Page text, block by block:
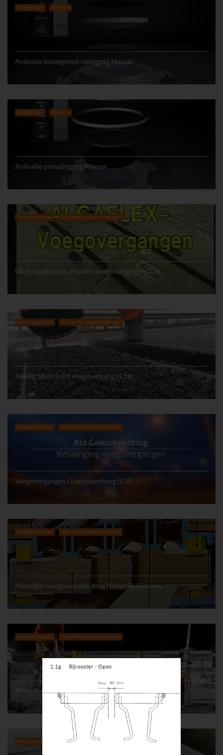
Opleggingen Animatie
Animatie bolsegment oplegging Maurer
Opleggingen Animatie
Animatie potoplegging Maurer
Voegovergangen Uitvoering voegovergangen
Uit de oude doos: Algaflex voegovergangen (3.1)
Voegovergangen Uitvoering voegovergangen
Aanleg Silent Joint voegovergang (4.1b)
Voegovergangen Uitvoering voegovergangen
Voegovergangen Galecopperbrug (7.3)
Voegovergangen Uitvoering voegovergangen
Nostalgie: voegrenovatie brug Nederrijn Heteren
Voegovergangen Uitvoering voegovergangen
RWSH vingervoegen A2 Zaltbommel en Vianen (2.1)
Voegovergangen Meetkundig onderzoek